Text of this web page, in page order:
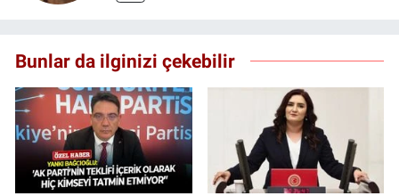
Bunlar da ilginizi çekebilir